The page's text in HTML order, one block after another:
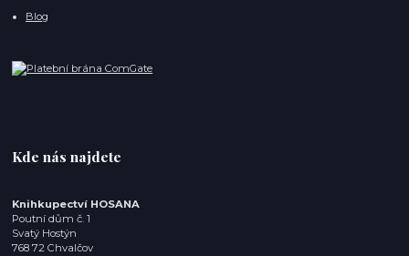
Blog
Kde nás najdete
Knihkupectví HOSANA
Poutní dům č. 1
Svatý Hostýn
768 72 Chvalčov